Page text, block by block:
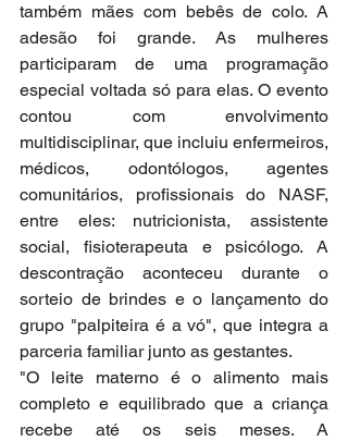
também mães com bebês de colo. A
adesão foi grande. As mulheres
participaram de uma programação
especial voltada só para elas. O evento
contou com envolvimento
multidisciplinar, que incluiu enfermeiros,
médicos, odontólogos, agentes
comunitários, profissionais do NASF,
entre eles: nutricionista, assistente
social, fisioterapeuta e psicólogo. A
descontração aconteceu durante o
sorteio de brindes e o lançamento do
grupo "palpiteira é a vó", que integra a
parceria familiar junto as gestantes.
"O leite materno é o alimento mais
completo e equilibrado que a criança
recebe até os seis meses. A